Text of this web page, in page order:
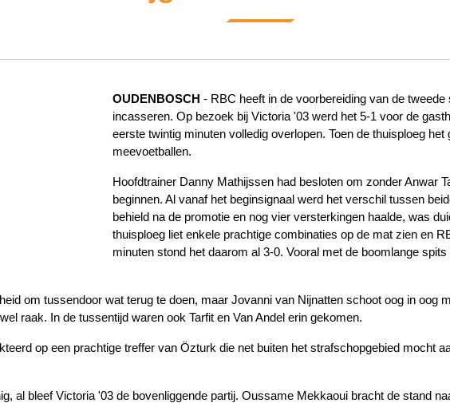
OUDENBOSCH - RBC heeft in de voorbereiding van de
incasseren. Op bezoek bij Victoria '03 werd het 5-1 voor de
eerste twintig minuten volledig overlopen. Toen de thuisploeg
meevoetballen.
Hoofdtrainer Danny Mathijssen had besloten om zonder Anwar
beginnen. Al vanaf het beginsignaal werd het verschil tussen
behield na de promotie en nog vier versterkingen haalde, was
thuisploeg liet enkele prachtige combinaties op de mat zien en
minuten stond het daarom al 3-0. Vooral met de boomlange
om tussendoor wat terug te doen, maar Jovanni van Nijnatten schoot oog in oog
raak. In de tussentijd waren ook Tarfit en Van Andel erin gekomen.
op een prachtige treffer van Özturk die net buiten het strafschopgebied mocht
al bleef Victoria '03 de bovenliggende partij. Oussame Mekkaoui bracht de stand